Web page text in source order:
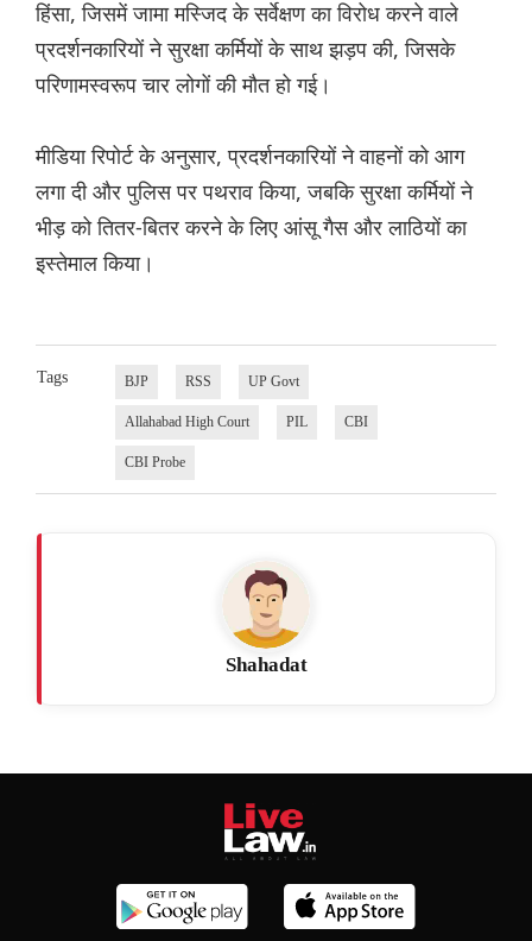
हिंसा, जिसमें जामा मस्जिद के सर्वेक्षण का विरोध करने वाले
प्रदर्शनकारियों ने सुरक्षा कर्मियों के साथ झड़प की, जिसके
परिणामस्वरूप चार लोगों की मौत हो गई।
मीडिया रिपोर्ट के अनुसार, प्रदर्शनकारियों ने वाहनों को आग
लगा दी और पुलिस पर पथराव किया, जबकि सुरक्षा कर्मियों ने
भीड़ को तितर-बितर करने के लिए आंसू गैस और लाठियों का
इस्तेमाल किया।
Tags BJP RSS UP Govt
Allahabad High Court PIL CBI
CBI Probe
Shahadat